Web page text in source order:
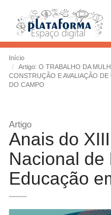
Início
Artigo: O TRABALHO DA
CONSTRUÇÃO E AVALIAÇÃO DE
DO CAMPO
Artigo
Anais do
Nacional de
Educação